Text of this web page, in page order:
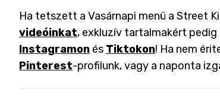
Ha tetszett a Vasárnapi menü a Street
videóinkat, exkluzív tartalmakért
Instagramon és Tiktokon! Ha nem
Pinterest-profilunk, vagy a naponta